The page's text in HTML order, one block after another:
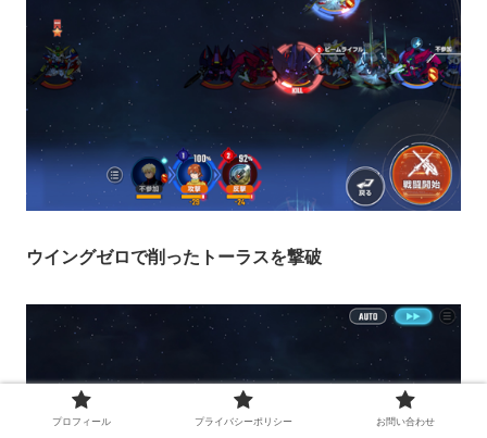
ウイングゼロで削ったトーラスを撃破
プロフィール プライバシーポリシー お問い合わせ